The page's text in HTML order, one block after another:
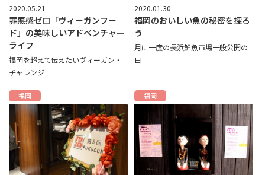
2020.05.21
罪悪感ゼロ「ヴィーガンフー
ド」の美味しいアドベンチャー
ライフ
福岡を超えて伝えたいヴィーガン・
チャレンジ
2020.01.30
福岡のおいしい魚の秘密を探ろ
う
月に一度の長浜鮮魚市場一般公開の
日
福岡 福岡